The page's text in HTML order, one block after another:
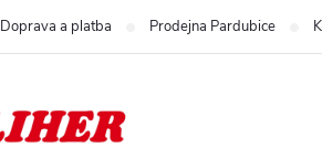
Doprava a platba Prodejna Pardubice